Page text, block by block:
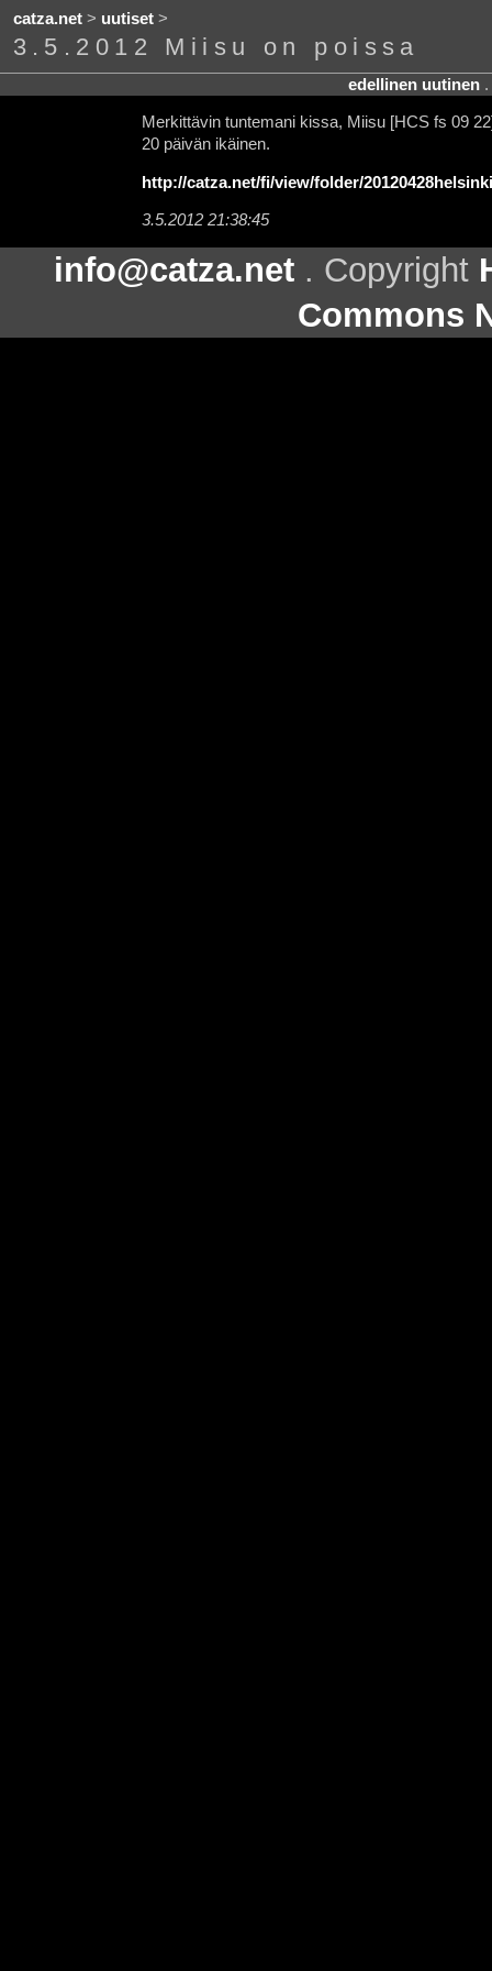
catza.net> uutiset>
3.5.2012 Miisu on poissa
edellinen uutinen.
Merkittävin tuntemani kissa, Miisu [HCS fs 09
20 päivän ikäinen.
http://catza.net/fi/view/folder/
3.5.2012 21:38:45
info@catza.net . Copyright
Commons